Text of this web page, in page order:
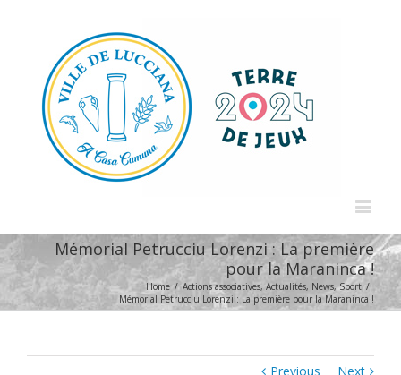
Mémorial Petrucciu Lorenzi : La première
pour la Maraninca !
Home / Actions associatives, Actualités, News,Sport /
Mémorial Petrucciu Lorenzi : La première pour la Maraninca !
Previous Next